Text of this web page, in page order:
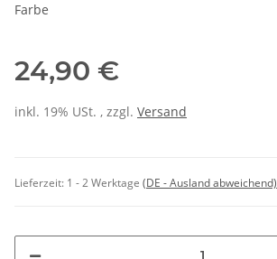
Farbe
24,90 €
inkl. 19% USt. , zzgl. Versand
Lieferzeit: 1 - 2 Werktage (DE - Ausland abweichend)